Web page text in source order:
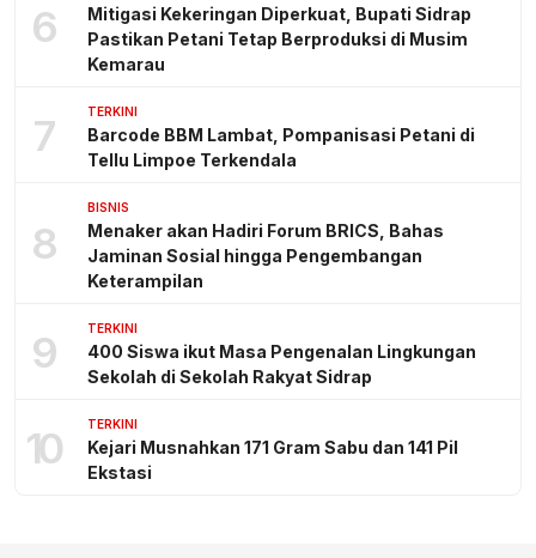
6
Mitigasi Kekeringan Diperkuat, Bupati Sidrap
Pastikan Petani Tetap Berproduksi di Musim
Kemarau
7 TERKINI
Barcode BBM Lambat, Pompanisasi Petani di
Tellu Limpoe Terkendala
8
BISNIS
Menaker akan Hadiri Forum BRICS, Bahas
Jaminan Sosial hingga Pengembangan
Keterampilan
9 TERKINI
400 Siswa ikut Masa Pengenalan Lingkungan
Sekolah di Sekolah Rakyat Sidrap
10 TERKINI
Kejari Musnahkan 171 Gram Sabu dan 141 Pil
Ekstasi